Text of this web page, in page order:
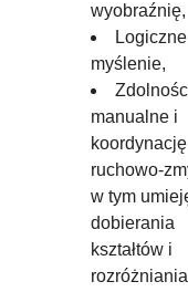
wyobraźnię,
Logiczne
myślenie,
manualne i
koordynację
ruchowo-
w tym
dobierania
kształtów i
rozróżniania